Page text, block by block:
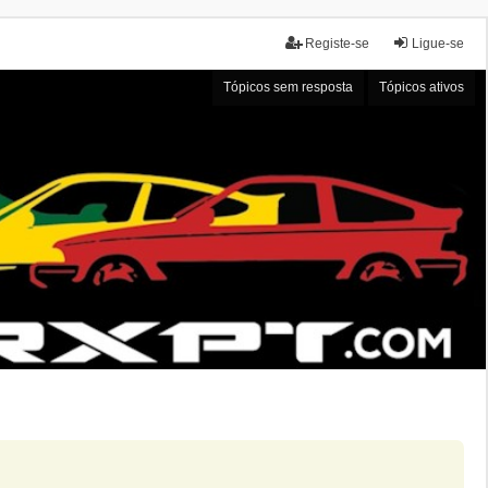
Ligue-se
Registe-se
Tópicos sem resposta Tópicos ativos